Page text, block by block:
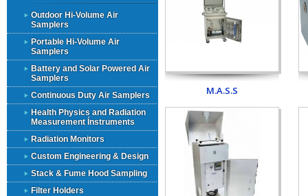
Outdoor Hi-Volume Air
Samplers
Portable Hi-Volume Air
Samplers
Battery and Solar Powered Air
Samplers
Continuous Duty Air Samplers
Health Physics and Radiation
Measurement Ínstruments
Radiation Monitors
Custom Engineering & Design
Stack & Fume Hood Sampling
Filter Holders
M.A.S.S